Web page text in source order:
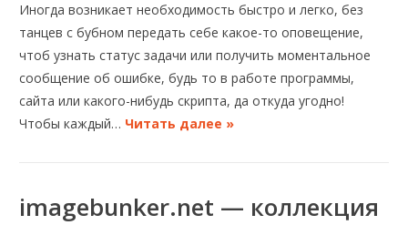
Иногда возникает необходимость быстро и легко, без
танцев с бубном передать себе какое-то оповещение,
чтоб узнать статус задачи или получить моментальное
сообщение об ошибке, будь то в работе программы,
сайта или какого-нибудь скрипта, да откуда угодно!
Чтобы каждый… Читать далее »
imagebunker.net — коллекция